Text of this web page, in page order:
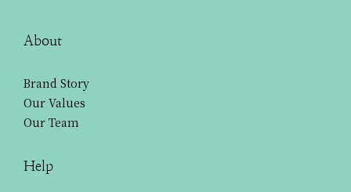
About
Brand Story
Our Values
Our Team
Help